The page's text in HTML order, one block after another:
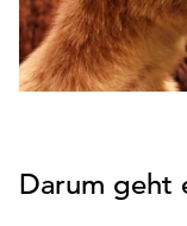
solche,
die
lediglich
Statistikzwecken
genutzt
Darum geht